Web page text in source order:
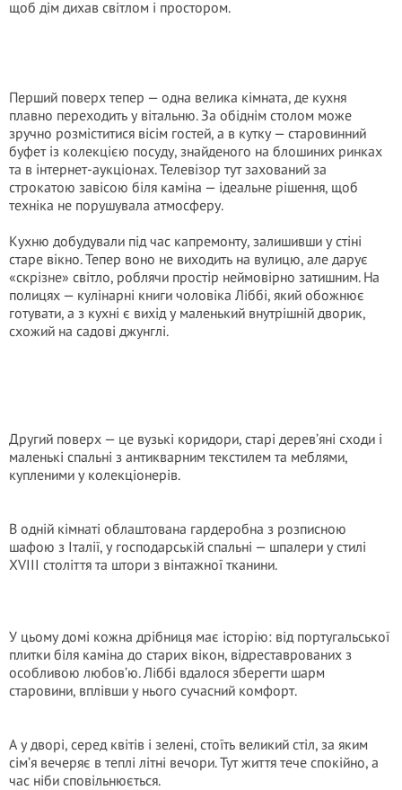
щоб дім дихав світлом і простором.
Перший поверх тепер — одна велика кімната, де кухня
плавно переходить у вітальню. За обіднім столом може
зручно розміститися вісім гостей, а в кутку — старовинний
буфет із колекцією посуду, знайденого на блошиних ринках
та в інтернет-аукціонах. Телевізор тут захований за
строкатою завісою біля каміна — ідеальне рішення, щоб
техніка не порушувала атмосферу.
Кухню добудували під час капремонту, залишивши у стіні
старе вікно. Тепер воно не виходить на вулицю, але дарує
«скрізне» світло, роблячи простір неймовірно затишним. На
полицях — кулінарні книги чоловіка Ліббі, який обожнює
готувати, а з кухні є вихід у маленький внутрішній дворик,
схожий на садові джунглі.
Другий поверх — це вузькі коридори, старі дерев’яні сходи і
маленькі спальні з антикварним текстилем та меблями,
купленими у колекціонерів.
В одній кімнаті облаштована гардеробна з розписною
шафою з Італії, у господарській спальні — шпалери у стилі
XVIII століття та штори з вінтажної тканини.
У цьому домі кожна дрібниця має історію: від португальської
плитки біля каміна до старих вікон, відреставрованих з
особливою любов’ю. Ліббі вдалося зберегти шарм
старовини, вплівши у нього сучасний комфорт.
А у дворі, серед квітів і зелені, стоїть великий стіл, за яким
сім’я вечеряє в теплі літні вечори. Тут життя тече спокійно, а
час ніби сповільнюється.